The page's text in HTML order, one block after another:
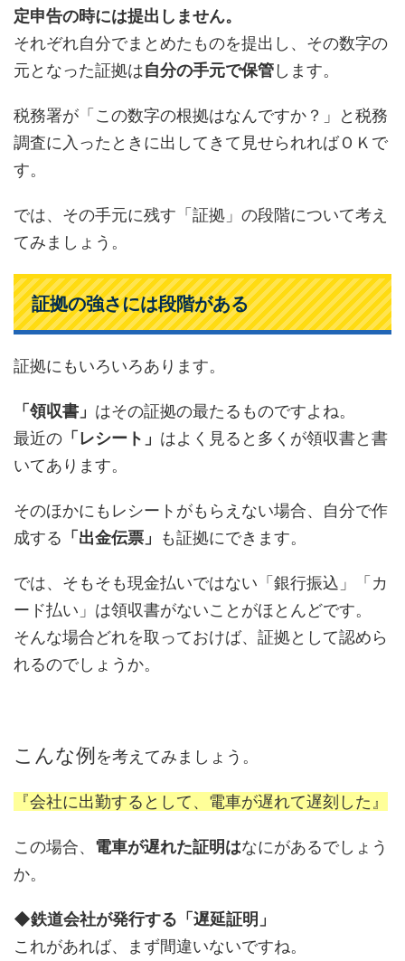
定申告の時には提出しません。
それぞれ自分でまとめたものを提出し、その数字の
元となった証拠は自分の手元で保管します。
税務署が「この数字の根拠はなんですか？」と税務
調査に入ったときに出してきて見せられればＯＫで
す。
では、その手元に残す「証拠」の段階について考え
てみましょう。
証拠の強さには段階がある
証拠にもいろいろあります。
「領収書」 はその証拠の最たるものですよね。
最近の 「レシート」 はよく見ると多くが領収書と書
いてあります。
そのほかにもレシートがもらえない場合、自分で作
成する 「出金伝票」 も証拠にできます。
では、そもそも現金払いではない「銀行振込」「カ
ード払い」は領収書がないことがほとんどです。
そんな場合どれを取っておけば、証拠として認めら
れるのでしょうか。
こんな例を考えてみましょう。
『会社に出勤するとして、電車が遅れて遅刻した』
この場合、 電車が遅れた証明はなにがあるでしょう
か。
◆鉄道会社が発行する「遅延証明」
これがあれば、まず間違いないですね。